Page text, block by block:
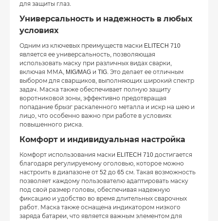
для защиты глаз.
Универсальность и надежность в любых
условиях
Одним из ключевых преимуществ маски ELITECH 710
является ее универсальность, позволяющая
использовать маску при различных видах сварки,
включая ММА, MIG/MAG и TIG. Это делает ее отличным
выбором для сварщиков, выполняющих широкий спектр
задач. Маска также обеспечивает полную защиту
воротниковой зоны, эффективно предотвращая
попадание брызг раскаленного металла и искр на шею и
лицо, что особенно важно при работе в условиях
повышенного риска.
Комфорт и индивидуальная настройка
Комфорт использования маски ELITECH 710 достигается
благодаря регулируемому оголовью, которое можно
настроить в диапазоне от 52 до 65 см. Такая возможность
позволяет каждому пользователю адаптировать маску
под свой размер головы, обеспечивая надежную
фиксацию и удобство во время длительных сварочных
работ. Маска также оснащена индикатором низкого
заряда батареи, что является важным элементом для